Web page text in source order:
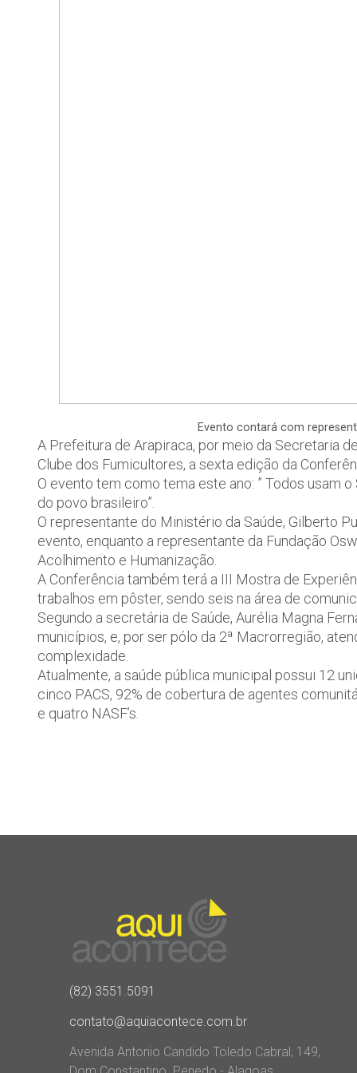
Evento contará com
A Prefeitura de Arapiraca, por meio da Secretaria
Clube dos Fumicultores, a sexta edição da
O evento tem como tema este ano: ” Todos usam
do povo brasileiro”.
O representante do Ministério da Saúde, Gilberto
evento, enquanto a representante da Fundação
Acolhimento e Humanização.
A Conferência também terá a III Mostra de
trabalhos em pôster, sendo seis na área de
Segundo a secretária de Saúde, Aurélia Magna
municípios, e, por ser pólo da 2ª Macrorregião,
complexidade.
Atualmente, a saúde pública municipal possui 12
cinco PACS, 92% de cobertura de agentes
e quatro NASF’s.
(82) 3551.5091
contato@aquiacontece.com.br
Avenida Antonio Candido Toledo Cabral, 149,